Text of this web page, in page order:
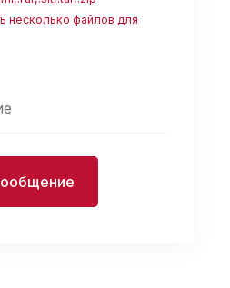
несколько файлов для